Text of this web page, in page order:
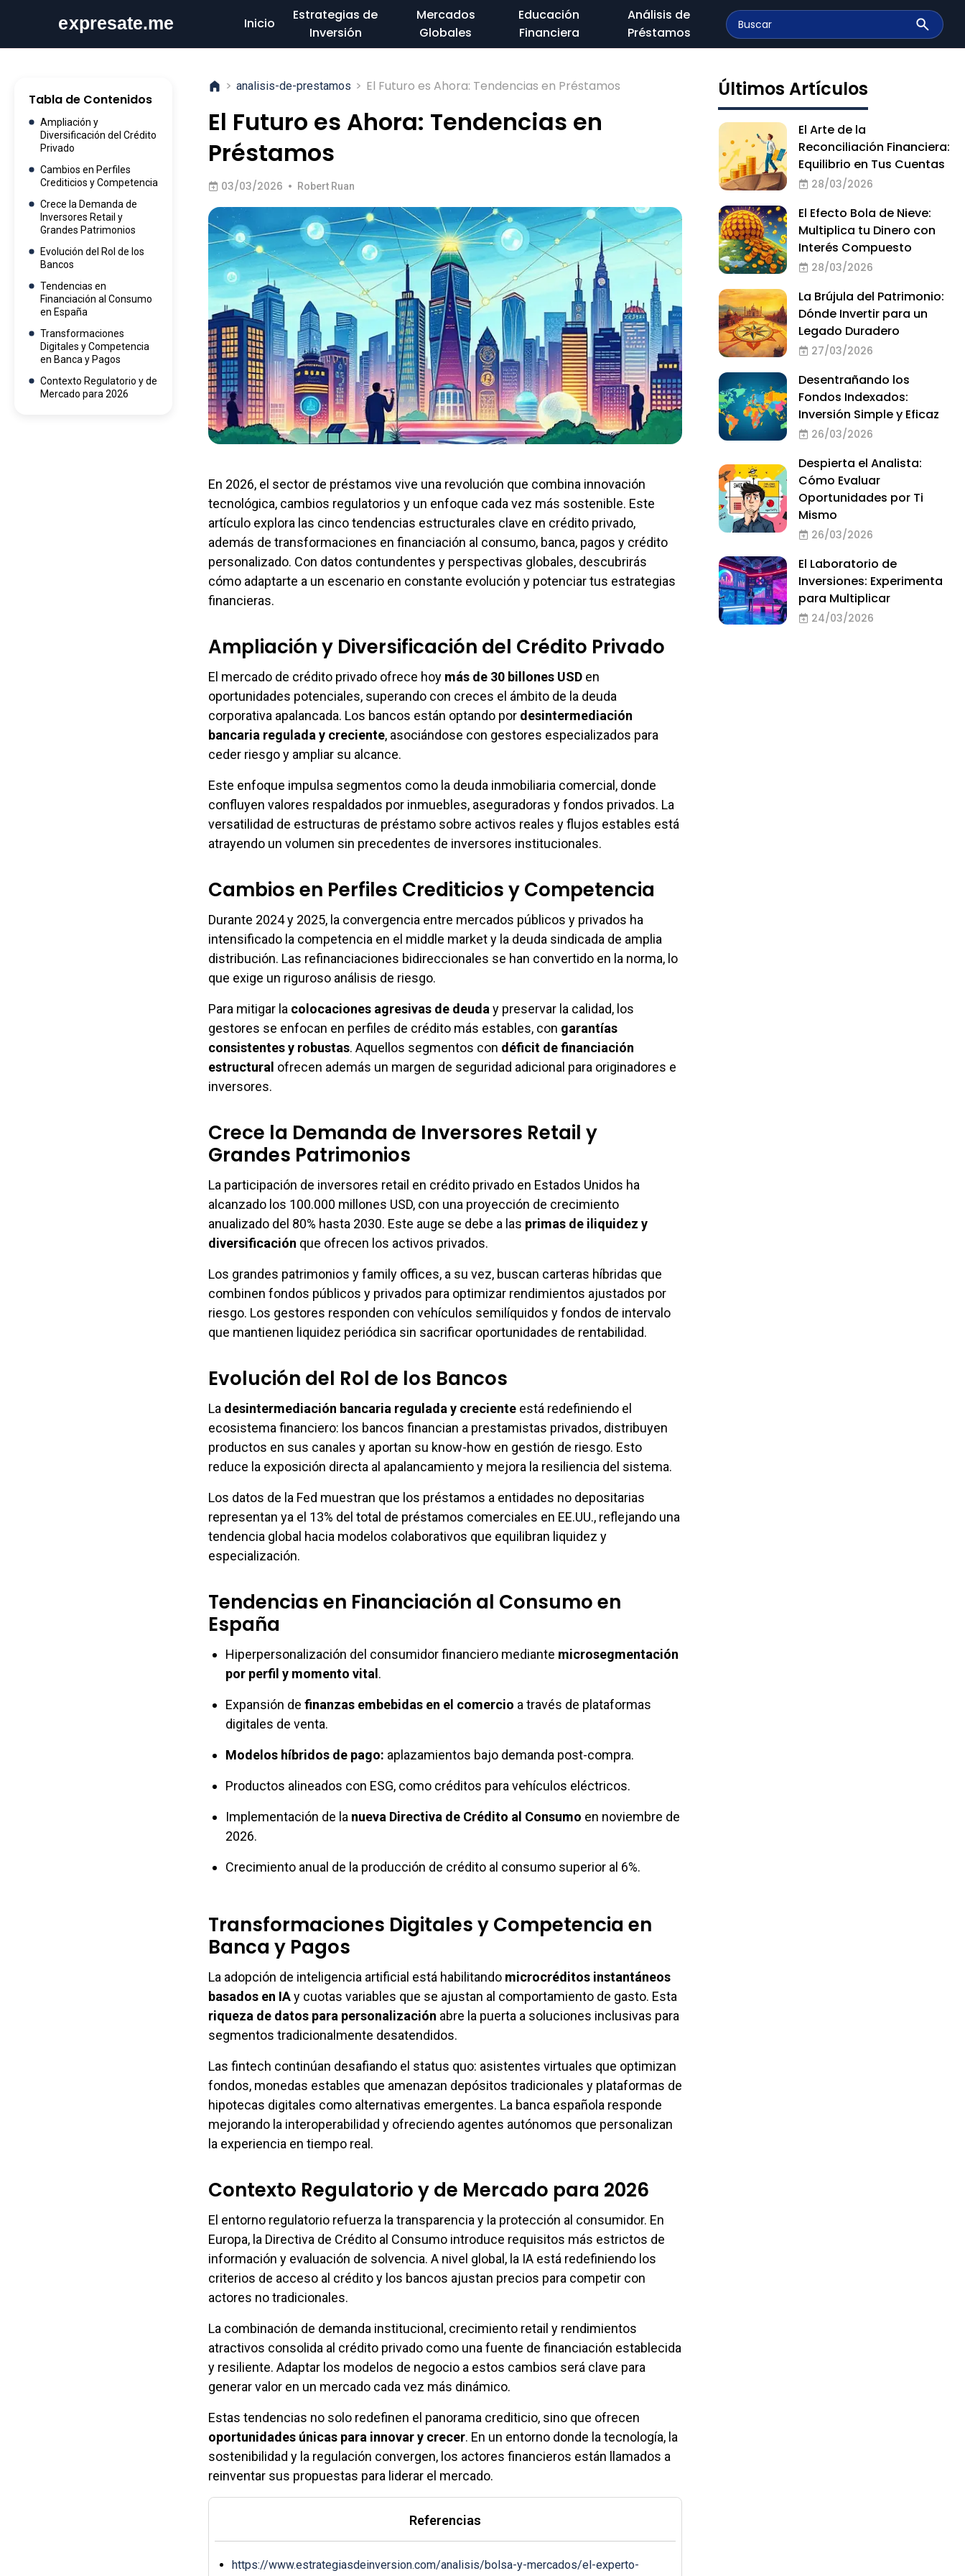
Inicio
Estrategias de
Inversión
Mercados
Globales
Educación
Financiera
Análisis de
Préstamos
Tabla de Contenidos
Ampliación y
Diversificación del Crédito
Privado
Cambios en Perfiles
Crediticios y Competencia
Crece la Demanda de
Inversores Retail y
Grandes Patrimonios
Evolución del Rol de los
Bancos
Tendencias en
Financiación al Consumo
en España
Transformaciones
Digitales y Competencia
en Banca y Pagos
Contexto Regulatorio y de
Mercado para 2026
> analisis-de-prestamos > El Futuro es Ahora: Tendencias en Préstamos
El Futuro es Ahora: Tendencias en
Préstamos
03/03/2026 • Robert Ruan
En 2026, el sector de préstamos vive una revolución que combina innovación
tecnológica, cambios regulatorios y un enfoque cada vez más sostenible. Este
artículo explora las cinco tendencias estructurales clave en crédito privado,
además de transformaciones en financiación al consumo, banca, pagos y crédito
personalizado. Con datos contundentes y perspectivas globales, descubrirás
cómo adaptarte a un escenario en constante evolución y potenciar tus estrategias
financieras.
Ampliación y Diversificación del Crédito Privado
El mercado de crédito privado ofrece hoy más de 30 billones USD en
oportunidades potenciales, superando con creces el ámbito de la deuda
corporativa apalancada. Los bancos están optando por desintermediación
bancaria regulada y creciente, asociándose con gestores especializados para
ceder riesgo y ampliar su alcance.
Este enfoque impulsa segmentos como la deuda inmobiliaria comercial, donde
confluyen valores respaldados por inmuebles, aseguradoras y fondos privados. La
versatilidad de estructuras de préstamo sobre activos reales y flujos estables está
atrayendo un volumen sin precedentes de inversores institucionales.
Cambios en Perfiles Crediticios y Competencia
Durante 2024 y 2025, la convergencia entre mercados públicos y privados ha
intensificado la competencia en el middle market y la deuda sindicada de amplia
distribución. Las refinanciaciones bidireccionales se han convertido en la norma, lo
que exige un riguroso análisis de riesgo.
Para mitigar la colocaciones agresivas de deuda y preservar la calidad, los
gestores se enfocan en perfiles de crédito más estables, con garantías
consistentes y robustas. Aquellos segmentos con déficit de financiación
estructural ofrecen además un margen de seguridad adicional para originadores e
inversores.
Crece la Demanda de Inversores Retail y
Grandes Patrimonios
La participación de inversores retail en crédito privado en Estados Unidos ha
alcanzado los 100.000 millones USD, con una proyección de crecimiento
anualizado del 80% hasta 2030. Este auge se debe a las primas de iliquidez y
diversificación que ofrecen los activos privados.
Los grandes patrimonios y family offices, a su vez, buscan carteras híbridas que
combinen fondos públicos y privados para optimizar rendimientos ajustados por
riesgo. Los gestores responden con vehículos semilíquidos y fondos de intervalo
que mantienen liquidez periódica sin sacrificar oportunidades de rentabilidad.
Evolución del Rol de los Bancos
La desintermediación bancaria regulada y creciente está redefiniendo el
ecosistema financiero: los bancos financian a prestamistas privados, distribuyen
productos en sus canales y aportan su know-how en gestión de riesgo. Esto
reduce la exposición directa al apalancamiento y mejora la resiliencia del sistema.
Los datos de la Fed muestran que los préstamos a entidades no depositarias
representan ya el 13% del total de préstamos comerciales en EE.UU., reflejando una
tendencia global hacia modelos colaborativos que equilibran liquidez y
especialización.
Tendencias en Financiación al Consumo en
España
Hiperpersonalización del consumidor financiero mediante microsegmentación
por perfil y momento vital .
Expansión de finanzas embebidas en el comercio a través de plataformas
digitales de venta.
Modelos híbridos de pago: aplazamientos bajo demanda post-compra.
Productos alineados con ESG, como créditos para vehículos eléctricos.
Implementación de la nueva Directiva de Crédito al Consumo en noviembre de
2026.
Crecimiento anual de la producción de crédito al consumo superior al 6%.
Transformaciones Digitales y Competencia en
Banca y Pagos
La adopción de inteligencia artificial está habilitando microcréditos instantáneos
basados en IAy cuotas variables que se ajustan al comportamiento de gasto. Esta
riqueza de datos para personalización abre la puerta a soluciones inclusivas para
segmentos tradicionalmente desatendidos.
Las fintech continúan desafiando el status quo: asistentes virtuales que optimizan
fondos, monedas estables que amenazan depósitos tradicionales y plataformas de
hipotecas digitales como alternativas emergentes. La banca española responde
mejorando la interoperabilidad y ofreciendo agentes autónomos que personalizan
la experiencia en tiempo real.
Contexto Regulatorio y de Mercado para 2026
El entorno regulatorio refuerza la transparencia y la protección al consumidor. En
Europa, la Directiva de Crédito al Consumo introduce requisitos más estrictos de
información y evaluación de solvencia. A nivel global, la IA está redefiniendo los
criterios de acceso al crédito y los bancos ajustan precios para competir con
actores no tradicionales.
La combinación de demanda institucional, crecimiento retail y rendimientos
atractivos consolida al crédito privado como una fuente de financiación establecida
y resiliente. Adaptar los modelos de negocio a estos cambios será clave para
generar valor en un mercado cada vez más dinámico.
Estas tendencias no solo redefinen el panorama crediticio, sino que ofrecen
oportunidades únicas para innovar y crecer. En un entorno donde la tecnología, la
sostenibilidad y la regulación convergen, los actores financieros están llamados a
reinventar sus propuestas para liderar el mercado.
Referencias
https://www.estrategiasdeinversion.com/analisis/bolsa-y-mercados/el-experto-
Últimos Artículos
El Arte de la
Reconciliación Financiera:
Equilibrio en Tus Cuentas
28/03/2026
El Efecto Bola de Nieve:
Multiplica tu Dinero con
Interés Compuesto
28/03/2026
La Brújula del Patrimonio:
Dónde Invertir para un
Legado Duradero
27/03/2026
Desentrañando los
Fondos Indexados:
Inversión Simple y Eficaz
26/03/2026
Despierta el Analista:
Cómo Evaluar
Oportunidades por Ti
Mismo
26/03/2026
El Laboratorio de
Inversiones: Experimenta
para Multiplicar
24/03/2026